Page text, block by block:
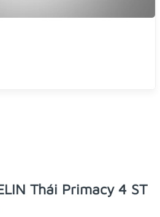
Thái Primacy 4 ST